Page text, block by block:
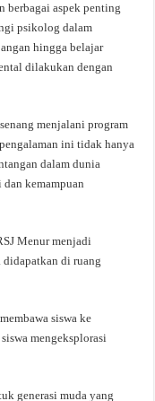
berbagai aspek penting
psikolog dalam
hingga belajar
dilakukan dengan
menjalani program
ini tidak hanya
dalam dunia
dan kemampuan
Menur menjadi
di ruang
siswa ke
mengeksplorasi
generasi muda yang